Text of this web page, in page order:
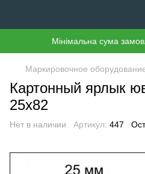
Мінімальна сума
Маркировочное
Картонный ярлык
25х82
Нет в наличии Артикул: 447